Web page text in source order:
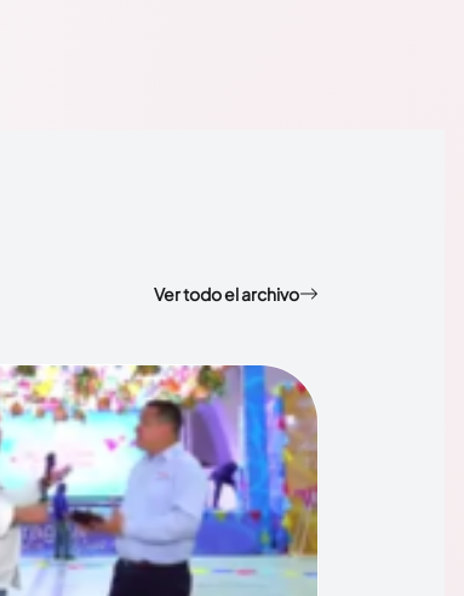
Ver todo el archivo